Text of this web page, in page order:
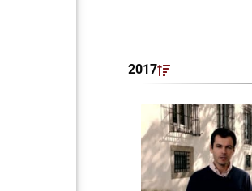
2017